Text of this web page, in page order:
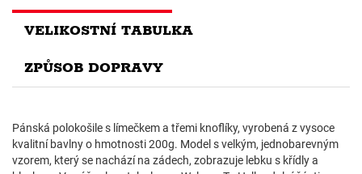
VELIKOSTNÍ TABULKA
ZPŮSOB DOPRAVY
Pánská polokošile s límečkem a třemi knoflíky, vyrobená z vysoce
kvalitní bavlny o hmotnosti 200g. Model s velkým, jednobarevným
vzorem, který se nachází na zádech, zobrazuje lebku s křídly a